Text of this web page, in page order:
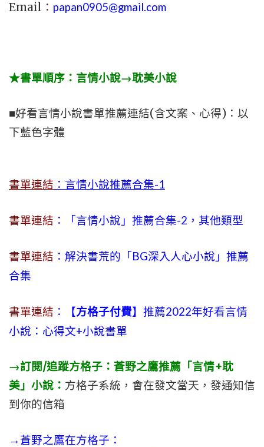
Email： papan0905@gmail.com
★書單順序：言情小說→耽美小說
■好看言情小說書單推薦連結(含文案、心得)：以
下藍色字體
書單連結 ：言情小說推薦合集-1
書單連結 ：「言情小說」推薦合集-2，其他類型
書單連結 ：解決書荒的「BG深入人心小說」推薦
合集
書單連結 ：【方格子付費】推薦2022年好看言情
小說：心得文+小說書單
→訂閱/追蹤方格子：蒼野之鷹推薦「言情+耽
美」小說： 方格子系統，會在發文當天，發通知信
到你的信箱
→蒼野之鷹在方格子：